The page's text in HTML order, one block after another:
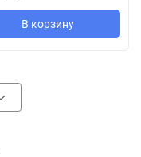
В корзину